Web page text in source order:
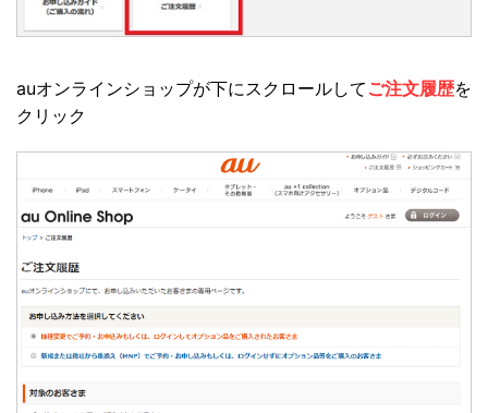
auオンラインショップが下にスクロールして ご注文履歴を
クリック